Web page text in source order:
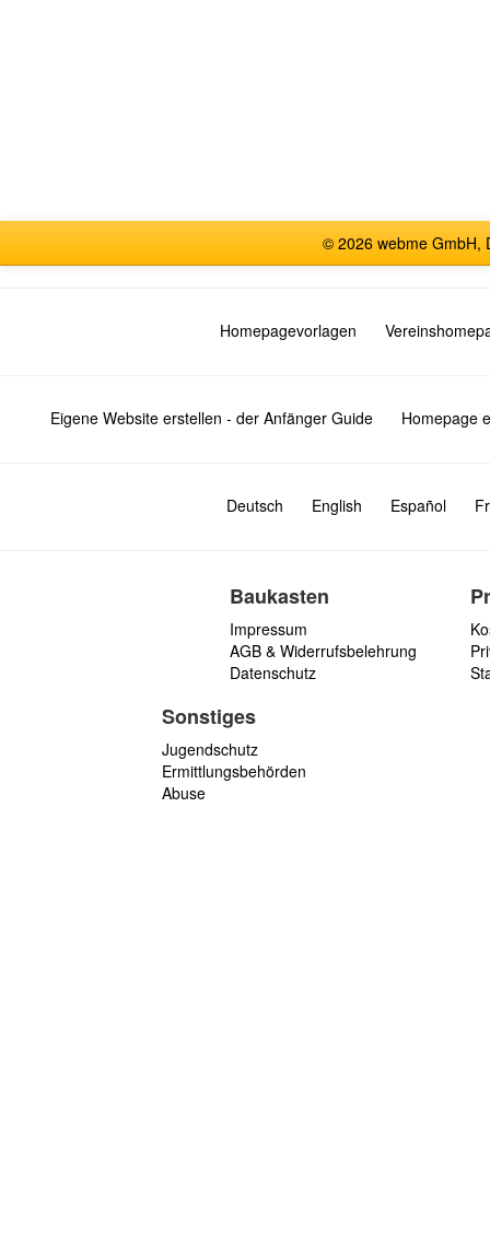
© 2026 webme GmbH,
Homepagevorlagen
Eigene Website erstellen - der Anfänger Guide Homepage
Deutsch English Español
Baukasten
Impressum
AGB & Widerrufsbelehrung
Datenschutz
Sonstiges
Jugendschutz
Ermittlungsbehörden
Abuse